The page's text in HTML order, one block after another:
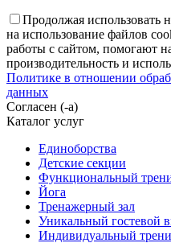
Продолжая использовать
на использование файлов
работы с сайтом, помогают
производительность и
Политике в отношении
данных
Согласен (-а)
Каталог услуг
Единоборства
Детские секции
Функциональный
Йога
Тренажерный зал
Уникальный гостевой
Индивидуальный